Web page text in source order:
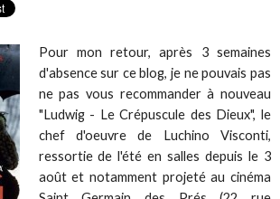
Pour mon retour, après 3 semaines
d'absence sur ce blog, je ne pouvais pas
ne pas vous recommander à nouveau
"Ludwig - Le Crépuscule des Dieux", le
chef d'oeuvre de Luchino Visconti,
ressortie de l'été en salles depuis le 3
août et notamment projeté au cinéma